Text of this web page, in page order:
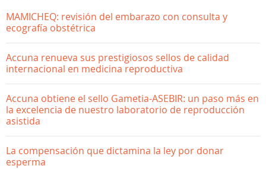
MAMICHEQ: revisión del embarazo con consulta y
ecografía obstétrica
Accuna renueva sus prestigiosos sellos de calidad
internacional en medicina reproductiva
Accuna obtiene el sello Gametia-ASEBIR: un paso más en
la excelencia de nuestro laboratorio de reproducción
asistida
La compensación que dictamina la ley por donar
esperma